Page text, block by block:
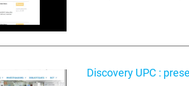
Discovery UPC :